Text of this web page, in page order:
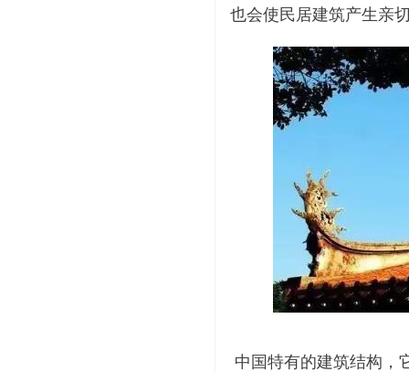
也会使民居建筑产生亲
中国特有的建筑结构，